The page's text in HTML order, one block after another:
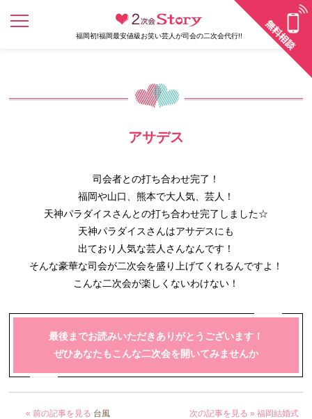
福岡初!福岡最安値級お笑い芸人が司会の二次会代行!!
アサデス
司会者との打ち合わせ完了！
福岡や山口、熊本で大人気、芸人！
天神パラダイスさんとの打ち合わせ完了しました☆
天神パラダイスさんはアサデスにも
出ており人気な芸人さんなんです！
そんな豪華な司会が二次会を盛り上げてくれるんですよ！
こんな二次会が楽しくないわけない！
最後までお読みいただきありがとうございます！
ぜひあなたもこんな二次会を開いてみませんか
« 前の記事を見る 台風 次の記事を見る » 福岡結婚式